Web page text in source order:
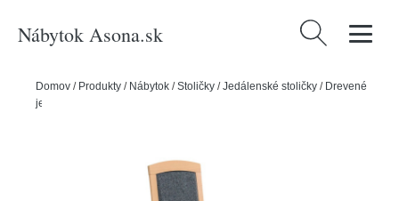
Nábytok Asona.sk Hľadať:
Domov / Produkty / Nábytok /Stoličky /Jedálenské stoličky / Drevené
jedálenské stoličky